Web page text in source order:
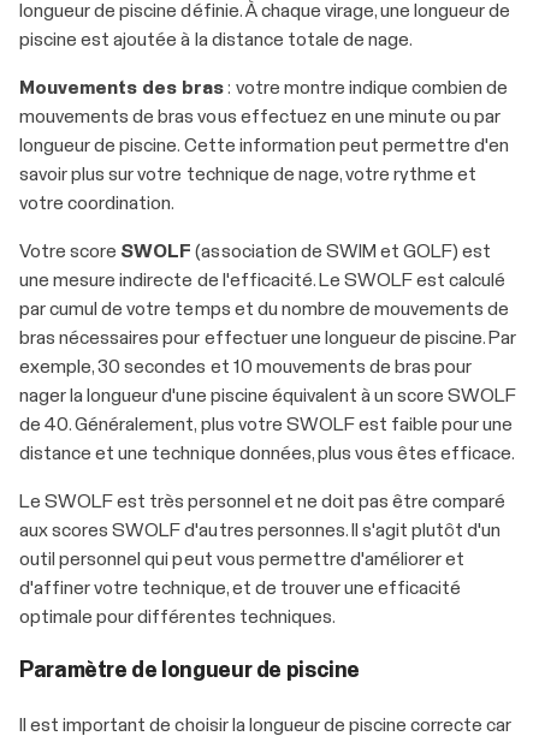
longueur de piscine définie. À chaque virage, une longueur de
piscine est ajoutée à la distance totale de nage.
Mouvements des bras: votre montre indique combien de
mouvements de bras vous effectuez en une minute ou par
longueur de piscine. Cette information peut permettre d'en
savoir plus sur votre technique de nage, votre rythme et
votre coordination.
Votre score SWOLF (association de SWIM et GOLF) est
une mesure indirecte de l'efficacité. Le SWOLF est calculé
par cumul de votre temps et du nombre de mouvements de
bras nécessaires pour effectuer une longueur de piscine. Par
exemple, 30 secondes et 10 mouvements de bras pour
nager la longueur d'une piscine équivalent à un score SWOLF
de 40. Généralement, plus votre SWOLF est faible pour une
distance et une technique données, plus vous êtes efficace.
Le SWOLF est très personnel et ne doit pas être comparé
aux scores SWOLF d'autres personnes. Il s'agit plutôt d'un
outil personnel qui peut vous permettre d'améliorer et
d'affiner votre technique, et de trouver une efficacité
optimale pour différentes techniques.
Paramètre de longueur de piscine
Il est important de choisir la longueur de piscine correcte car